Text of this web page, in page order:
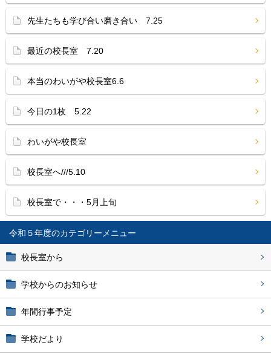
令和５年度
校長室から
学校からのお知らせ
年間行事予定
学校だより
先生たちも学び合い磨き合い 7.25
最近の校長室 7.20
本当のわいがや校長室6.6
今日の1枚 5.22
わいがや校長室
校長室へ///5.10
校長室で・・・5月上旬